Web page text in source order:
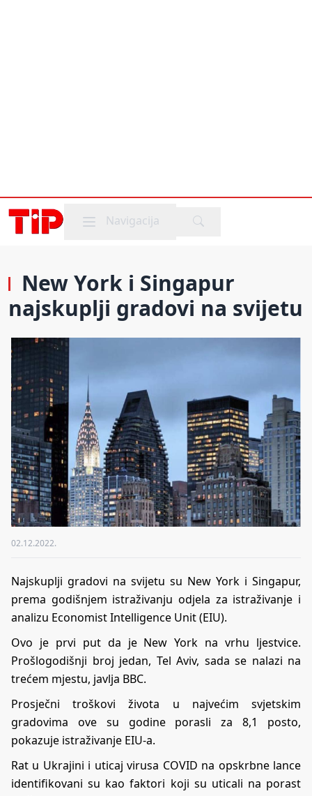
Mobile menu
Navigacija
New York i Singapur
najskuplji gradovi na svijetu
02.12.2022.
Najskuplji gradovi na svijetu su New York i Singapur,
prema godišnjem istraživanju odjela za istraživanje i
analizu Economist Intelligence Unit (EIU).
Ovo je prvi put da je New York na vrhu ljestvice.
Prošlogodišnji broj jedan, Tel Aviv, sada se nalazi na
trećem mjestu, javlja BBC.
Prosječni troškovi života u najvećim svjetskim
gradovima ove su godine porasli za 8,1 posto,
pokazuje istraživanje EIU-a.
Rat u Ukrajini i uticaj virusa COVID na opskrbne lance
identifikovani su kao faktori koji su uticali na porast